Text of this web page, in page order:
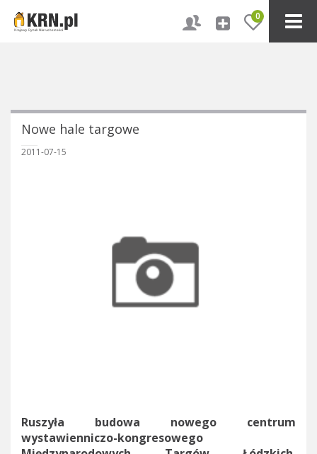
0
Nowe hale targowe
2011-07-15
Ruszyła budowa nowego centrum
wystawienniczo-kongresowego